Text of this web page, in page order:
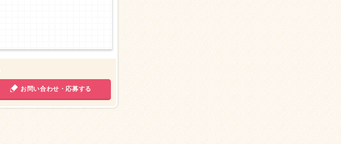
お問い合わせ・応募する